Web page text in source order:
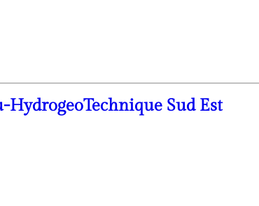
HydrogeoTechnique Sud Est